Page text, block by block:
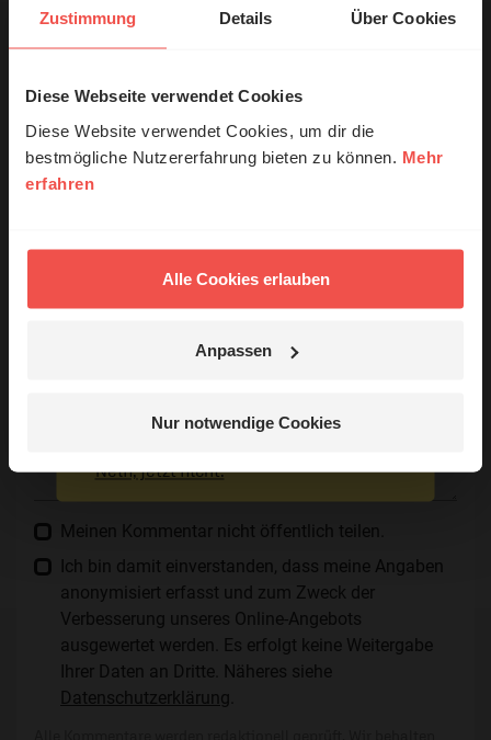
Zustimmung Details Über Cookies
Diese Webseite verwendet Cookies
Diese Website verwendet Cookies, um dir die
bestmögliche Nutzererfahrung bieten zu können. Mehr
erfahren
Alle Cookies erlauben
Anpassen
Nur notwendige Cookies
Ihr Kommentar
Meinen Kommentar nicht öffentlich teilen.
Ich bin damit einverstanden, dass meine Angaben
anonymisiert erfasst und zum Zweck der
Verbesserung unseres Online-Angebots
ausgewertet werden. Es erfolgt keine Weitergabe
Ihrer Daten an Dritte. Näheres siehe
Datenschutzerklärung
entdecken
Nein, jetzt nicht.
© Ruth Schneider / ERF